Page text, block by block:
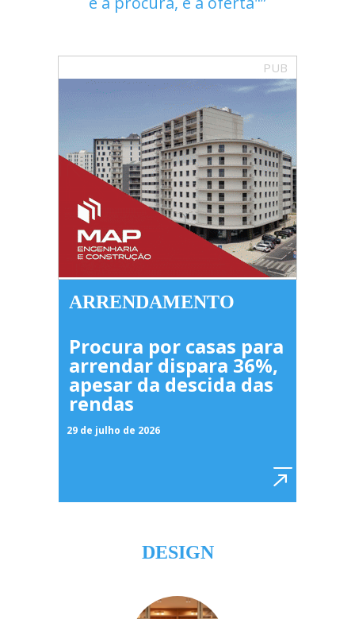
PUB
ARRENDAMENTO
Procura por casas para
arrendar dispara 36%,
apesar da descida das
rendas
29 de julho de 2026
DESIGN